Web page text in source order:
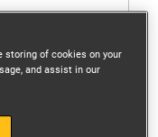
storing of cookies on your
and assist in our